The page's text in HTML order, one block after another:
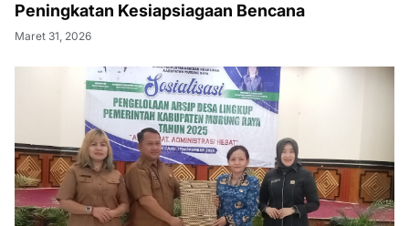
Peningkatan Kesiapsiagaan Bencana
Maret 31, 2026